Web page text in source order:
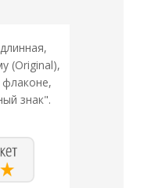
(Original),
знак".